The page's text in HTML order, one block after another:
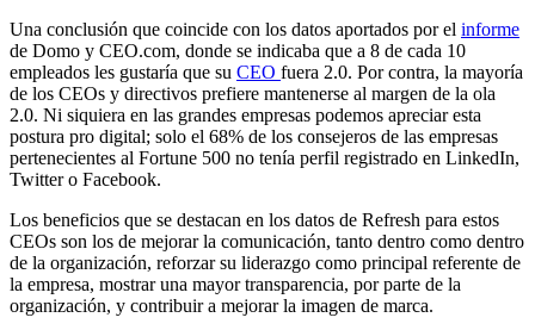
Una conclusión que coincide con los datos aportados por el informe
de Domo y CEO.com, donde se indicaba que a 8 de cada 10
empleados les gustaría que su CEO fuera 2.0. Por contra, la mayoría
de los CEOs y directivos prefiere mantenerse al margen de la ola
2.0. Ni siquiera en las grandes empresas podemos apreciar esta
postura pro digital; solo el 68% de los consejeros de las empresas
pertenecientes al Fortune 500 no tenía perfil registrado en LinkedIn,
Twitter o Facebook.
Los beneficios que se destacan en los datos de Refresh para estos
CEOs son los de mejorar la comunicación, tanto dentro como dentro
de la organización, reforzar su liderazgo como principal referente de
la empresa, mostrar una mayor transparencia, por parte de la
organización, y contribuir a mejorar la imagen de marca.